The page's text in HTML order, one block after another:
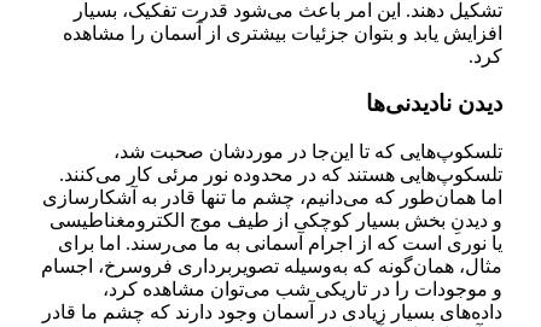
تشکیل دهند. این امر باعث می‌شود قدرت تفکیک، بسیار
افزایش یابد و بتوان جزئیات بیشتری از آسمان را مشاهده
کرد.
دیدن نادیدنی‌ها
تلسکوپ‌هایی که تا این‌جا در موردشان صحبت شد،
تلسکوپ‌هایی هستند که در محدوده نور مر‌ئی کار می‌کنند.
اما همان‌طور که می‌دانیم، چشم ما تنها قادر به آشکارسازی
و دیدنِ بخش بسیار کوچکی از طیف موج الکترومغناطیسی
یا نوری است که از اجرام آسمانی به ما می‌رسند. اما برای
مثال، همان‌گونه که به‌وسیله تصویربرداری فروسرخ، اجسام
و موجودات را در تاریکی شب می‌توان مشاهده کرد،
داده‌های بسیار زیادی در آسمان وجود دارند که چشم ما قادر